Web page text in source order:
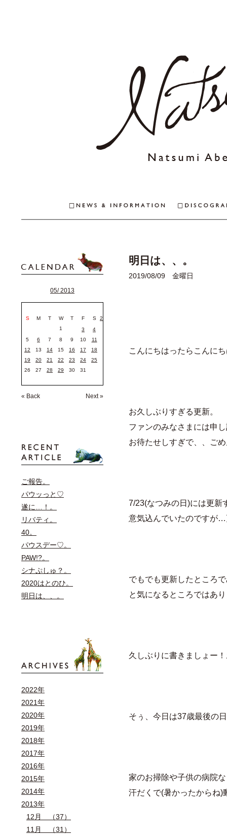
05/ 2013
S M T W T F
S
1
2
3
4
5
6 7 8 9 10
11
12
13 14 15 16 17
18
19
20 21 22 23 24
25
26
27 28 29 30 31
« Back Next »
ご報告。
パウッっと♡
遂に…！。
リバティ。
40。
パウスデー♡。
PAW!?。
シナぷしゅ？。
2020はとのひ。
明日は、、。
2022年
2021年
2020年
2019年
2018年
2017年
2016年
2015年
2014年
2013年
12月 （37）
11月 （31）
明日は、、。
2019/08/09 金曜日
こんにちはったらこんに
お久しぶりすぎる更新。
ファンのみなさまには申
お待たせしすぎで、、ご
7/23(なつみの日)には更新
意気込んでいたのですが
でもでも更新したところ
と気になるところではあ
久しぶりに書きましょー
そぅ、今日は37歳最後の
家のお掃除や子供の病院
汗だくで(暑かったからね)